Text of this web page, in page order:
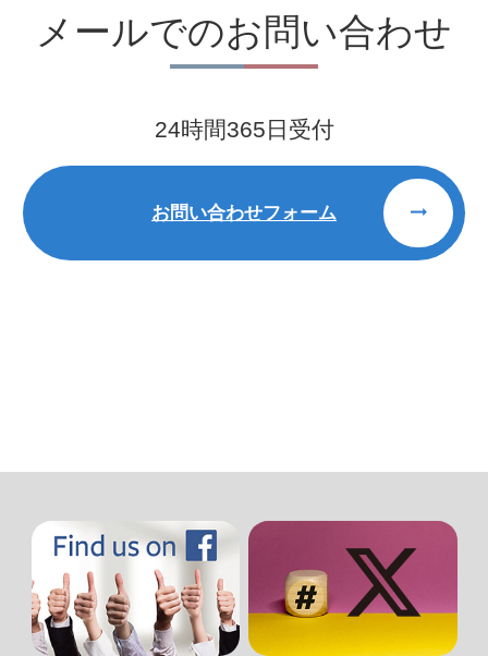
メールでのお問い合わせ
24時間365日受付
お問い合わせフォーム